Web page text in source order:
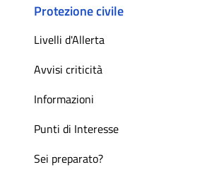
Protezione civile
Livelli d'Allerta
Avvisi criticità
Informazioni
Punti di Interesse
Sei preparato?